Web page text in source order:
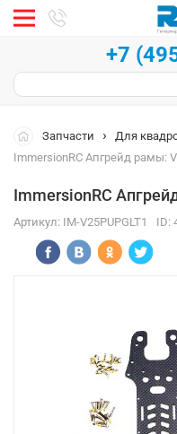
+7
Запчасти Для
ImmersionRC Апгрейд рамы:
ImmersionRC
Артикул: IM-V25PUPGLT1 ID: